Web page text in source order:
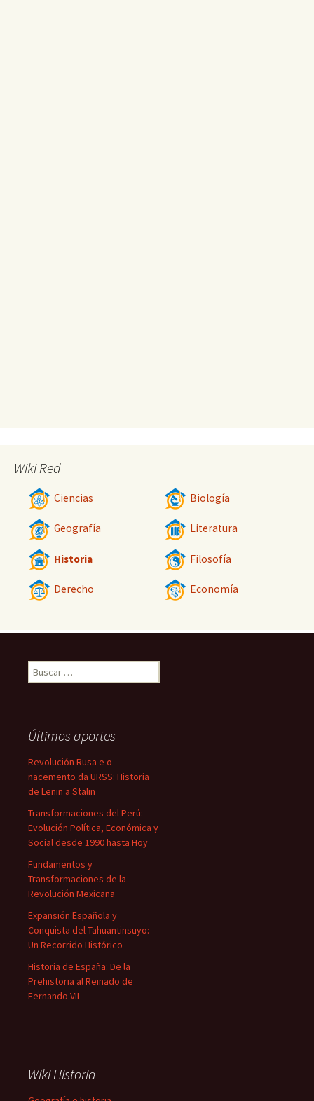
Wiki Red
Ciencias Biología
Geografía Literatura
Historia Filosofía
Derecho Economía
Buscar:
Últimos aportes
Revolución Rusa e o
nacemento da URSS: Historia
de Lenin a Stalin
Transformaciones del Perú:
Evolución Política, Económica y
Social desde 1990 hasta Hoy
Fundamentos y
Transformaciones de la
Revolución Mexicana
Expansión Española y
Conquista del Tahuantinsuyo:
Un Recorrido Histórico
Historia de España: De la
Prehistoria al Reinado de
Fernando VII
Wiki Historia